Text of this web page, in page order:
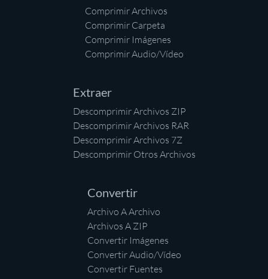
Comprimir Archivos
Comprimir Carpeta
Comprimir Imágenes
Comprimir Audio/Vídeo
Extraer
Descomprimir Archivos ZIP
Descomprimir Archivos RAR
Descomprimir Archivos 7Z
Descomprimir Otros Archivos
Convertir
Archivo A Archivo
Archivos A ZIP
Convertir Imágenes
Convertir Audio/Vídeo
Convertir Fuentes